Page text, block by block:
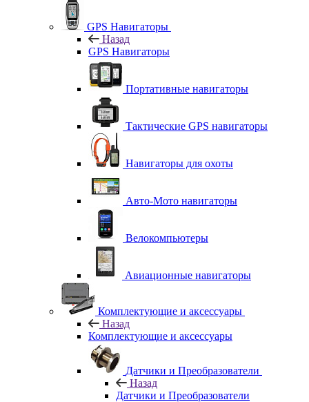
GPS Навигаторы
Назад
GPS Навигаторы
Портативные навигаторы
Тактические GPS навигаторы
Навигаторы для охоты
Авто-Мото навигаторы
Велокомпьютеры
Авиационные навигаторы
Комплектующие и аксессуары
Назад
Комплектующие и аксессуары
Датчики и Преобразователи
Назад
Датчики и Преобразователи